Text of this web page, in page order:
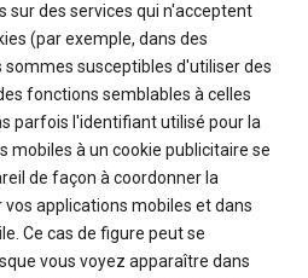
sur des services qui n'acceptent
(par exemple, dans des
susceptibles d'utiliser des
fonctions semblables à celles
parfois l'identifiant utilisé pour la
mobiles à un cookie publicitaire se
de façon à coordonner la
applications mobiles et dans
Ce cas de figure peut se
vous voyez apparaître dans